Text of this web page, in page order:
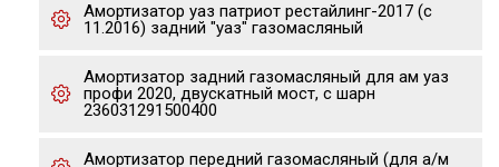
Амортизатор уаз патриот рестайлинг-2017 (с
11.2016) задний "уаз" газомасляный
Амортизатор задний газомасляный для ам уаз
профи 2020, двускатный мост, с шарн
236031291500400
Амортизатор передний газомасляный (для а/м